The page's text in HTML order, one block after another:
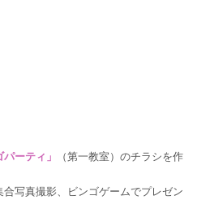
ーティ」
（第一教室）のチラシを作
写真撮影、ビンゴゲームでプレゼン